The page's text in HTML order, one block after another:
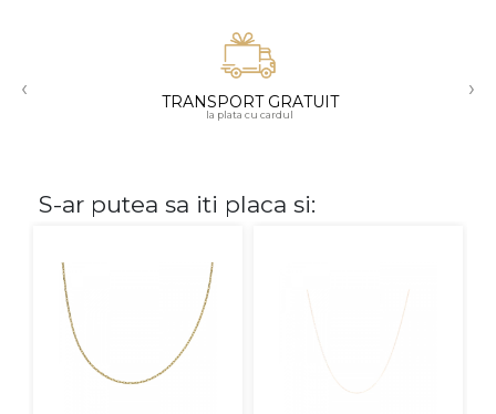
18K
Cu pietre
Diamante
‹ TRANSPORT GRATUIT
la plata cu cardul
›
S-ar putea sa iti placa si: